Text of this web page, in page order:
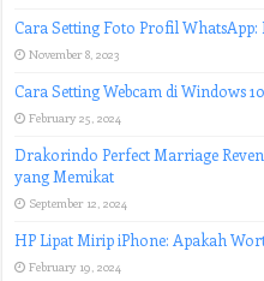
Cara Setting Foto Profil WhatsApp:
November 8, 2023
Cara Setting Webcam di Windows
February 25, 2024
Drakorindo Perfect Marriage
yang Memikat
September 12, 2024
HP Lipat Mirip iPhone: Apakah
February 19, 2024